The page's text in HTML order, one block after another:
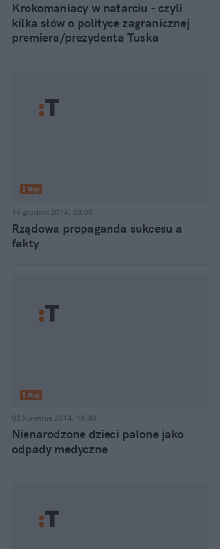
Krokomaniacy w natarciu - czyli
kilka słów o polityce zagranicznej
premiera/prezydenta Tuska
Blogi
16 grudnia 2014, 23:00
Rządowa propaganda sukcesu a
fakty
Blogi
02 kwietnia 2014, 18:40
Nienarodzone dzieci palone jako
odpady medyczne